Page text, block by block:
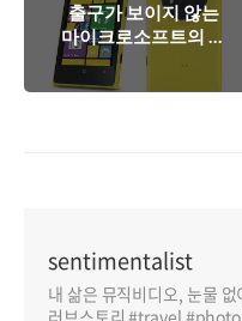
출구가 보이지 않는
마이크로소프트의 모
바일 시장 전략
sentimentalist
내 삶은 뮤직비디오, 눈물